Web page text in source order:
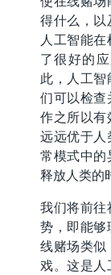
得什么，以
人工智能
了很好的
此，人工
们可以检查
作之所以有
远远优于人
常模式中的
释放人类的
我们将前往
势，即能够
线赌场类似
戏。这是人